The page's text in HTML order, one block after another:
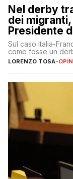
Nel derby
dei
Presidente
Sul caso Italia-
come fosse un
LORENZO TOSA-